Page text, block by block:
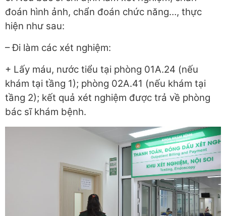
đoán hình ảnh, chẩn đoán chức năng…, thực
hiện như sau:
– Đi làm các xét nghiệm:
+ Lấy máu, nước tiểu tại phòng 01A.24 (nếu
khám tại tầng 1); phòng 02A.41 (nếu khám tại
tầng 2); kết quả xét nghiệm được trả về phòng
bác sĩ khám bệnh.